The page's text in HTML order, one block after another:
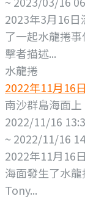
2023年3月16
了一起水龍捲
擊者描述...
水龍捲
2022年11月16
南沙群島海面上
2022/11/16
~ 2022/11/16
2022年11月16
海面發生了水
Tony...